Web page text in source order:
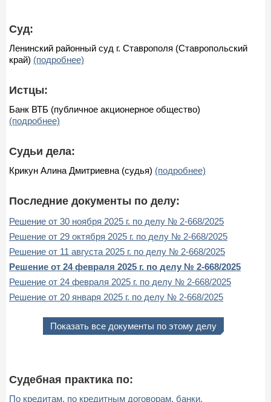
Суд:
Ленинский районный суд г. Ставрополя (Ставропольский
край) (подробнее)
Истцы:
Банк ВТБ (публичное акционерное общество)
(подробнее)
Судьи дела:
Крикун Алина Дмитриевна (судья) (подробнее)
Последние документы по делу:
Решение от 30 ноября 2025 г. по делу № 2-668/2025
Решение от 29 октября 2025 г. по делу № 2-668/2025
Решение от 11 августа 2025 г. по делу № 2-668/2025
Решение от 24 февраля 2025 г. по делу № 2-668/2025
Решение от 24 февраля 2025 г. по делу № 2-668/2025
Решение от 20 января 2025 г. по делу № 2-668/2025
Показать все документы по этому делу
Судебная практика по:
По кредитам, по кредитным договорам, банки,